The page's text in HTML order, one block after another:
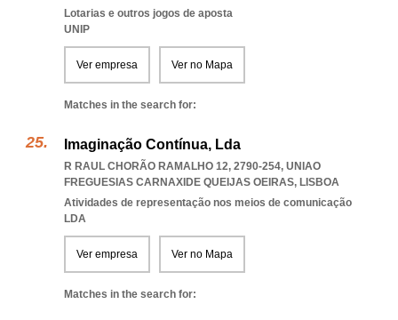
Lotarias e outros jogos de aposta
UNIP
Ver empresa Ver no Mapa
Matches in the search for:
Imaginação Contínua, Lda
R RAUL CHORÃO RAMALHO 12, 2790-254, UNIAO
FREGUESIAS CARNAXIDE QUEIJAS OEIRAS, LISBOA
Atividades de representação nos meios de comunicação
LDA
Ver empresa Ver no Mapa
Matches in the search for: